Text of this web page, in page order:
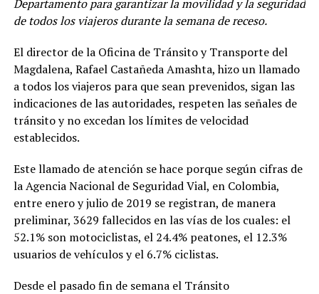
Departamento para garantizar la movilidad y la seguridad
de todos los viajeros durante la semana de receso.
El director de la Oficina de Tránsito y Transporte del
Magdalena, Rafael Castañeda Amashta, hizo un llamado
a todos los viajeros para que sean prevenidos, sigan las
indicaciones de las autoridades, respeten las señales de
tránsito y no excedan los límites de velocidad
establecidos.
Este llamado de atención se hace porque según cifras de
la Agencia Nacional de Seguridad Vial, en Colombia,
entre enero y julio de 2019 se registran, de manera
preliminar, 3629 fallecidos en las vías de los cuales: el
52.1% son motociclistas, el 24.4% peatones, el 12.3%
usuarios de vehículos y el 6.7% ciclistas.
Desde el pasado fin de semana el Tránsito